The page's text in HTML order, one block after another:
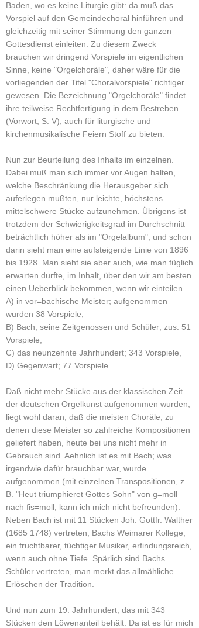
Baden, wo es keine Liturgie gibt: da muß das
Vorspiel auf den Gemeindechoral hinführen und
gleichzeitig mit seiner Stimmung den ganzen
Gottesdienst einleiten. Zu diesem Zweck
brauchen wir dringend Vorspiele im eigentlichen
Sinne, keine "Orgelchoräle", daher wäre für die
vorliegenden der Titel "Choralvorspiele" richtiger
gewesen. Die Bezeichnung "Orgelchoräle" findet
ihre teilweise Rechtfertigung in dem Bestreben
(Vorwort, S. V), auch für liturgische und
kirchenmusikalische Feiern Stoff zu bieten.
Nun zur Beurteilung des Inhalts im einzelnen.
Dabei muß man sich immer vor Augen halten,
welche Beschränkung die Herausgeber sich
auferlegen mußten, nur leichte, höchstens
mittelschwere Stücke aufzunehmen. Übrigens ist
trotzdem der Schwierigkeitsgrad im Durchschnitt
beträchtlich höher als im "Orgelalbum", und schon
darin sieht man eine aufsteigende Linie von 1896
bis 1928. Man sieht sie aber auch, wie man füglich
erwarten durfte, im Inhalt, über den wir am besten
einen Ueberblick bekommen, wenn wir einteilen
A) in vor=bachische Meister; aufgenommen
wurden 38 Vorspiele,
B) Bach, seine Zeitgenossen und Schüler; zus. 51
Vorspiele,
C) das neunzehnte Jahrhundert; 343 Vorspiele,
D) Gegenwart; 77 Vorspiele.
Daß nicht mehr Stücke aus der klassischen Zeit
der deutschen Orgelkunst aufgenommen wurden,
liegt wohl daran, daß die meisten Choräle, zu
denen diese Meister so zahlreiche Kompositionen
geliefert haben, heute bei uns nicht mehr in
Gebrauch sind. Aehnlich ist es mit Bach; was
irgendwie dafür brauchbar war, wurde
aufgenommen (mit einzelnen Transpositionen, z.
B. "Heut triumphieret Gottes Sohn" von g=moll
nach fis=moll, kann ich mich nicht befreunden).
Neben Bach ist mit 11 Stücken Joh. Gottfr. Walther
(1685 1748) vertreten, Bachs Weimarer Kollege,
ein fruchtbarer, tüchtiger Musiker, erfindungsreich,
wenn auch ohne Tiefe. Spärlich sind Bachs
Schüler vertreten, man merkt das allmähliche
Erlöschen der Tradition.
Und nun zum 19. Jahrhundert, das mit 343
Stücken den Löwenanteil behält. Da ist es für mich